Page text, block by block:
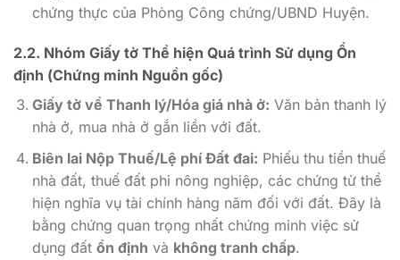
chứng thực của Phòng Công chứng/UBND Huyện.
2.2. Nhóm Giấy tờ Thể hiện Quá trình Sử dụng Ổn
định (Chứng minh Nguồn gốc)
Giấy tờ về Thanh lý/Hóa giá nhà ở: Văn bản thanh lý
nhà ở, mua nhà ở gắn liền với đất.
Biên lai Nộp Thuế/Lệ phí Đất đai: Phiếu thu tiền thuế
nhà đất, thuế đất phi nông nghiệp, các chứng từ thể
hiện nghĩa vụ tài chính hàng năm đối với đất. Đây là
bằng chứng quan trọng nhất chứng minh việc sử
dụng đất ổn định và không tranh chấp.